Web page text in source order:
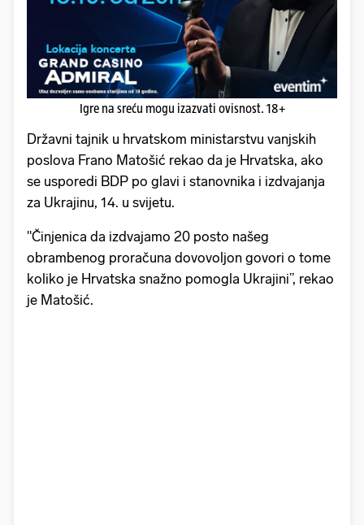
Igre na sreću mogu izazvati ovisnost. 18+
Državni tajnik u hrvatskom ministarstvu vanjskih
poslova Frano Matošić rekao da je Hrvatska, ako
se usporedi BDP po glavi i stanovnika i izdvajanja
za Ukrajinu, 14. u svijetu.
"Činjenica da izdvajamo 20 posto našeg
obrambenog proračuna dovovoljon govori o tome
koliko je Hrvatska snažno pomogla Ukrajini”, rekao
je Matošić.